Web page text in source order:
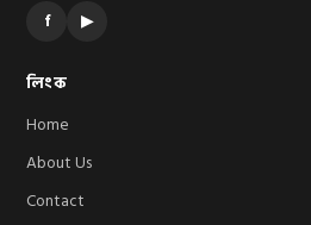
f ▶
লিংক
Home
About Us
Contact